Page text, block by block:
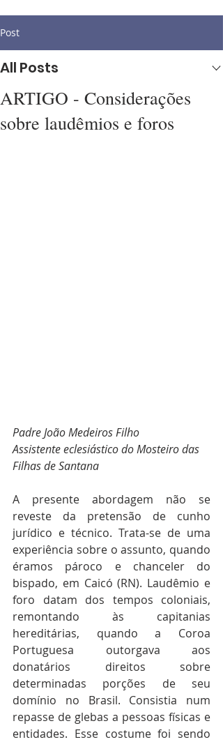
Post
All Posts
ARTIGO - Considerações
sobre laudêmios e foros
Padre João Medeiros Filho
Assistente eclesiástico do Mosteiro das
Filhas de Santana
A presente abordagem não se
reveste da pretensão de cunho
jurídico e técnico. Trata-se de uma
experiência sobre o assunto, quando
éramos pároco e chanceler do
bispado, em Caicó (RN). Laudêmio e
foro datam dos tempos coloniais,
remontando às capitanias
hereditárias, quando a Coroa
Portuguesa outorgava aos
donatários direitos sobre
determinadas porções de seu
domínio no Brasil. Consistia num
repasse de glebas a pessoas físicas e
entidades. Esse costume foi sendo